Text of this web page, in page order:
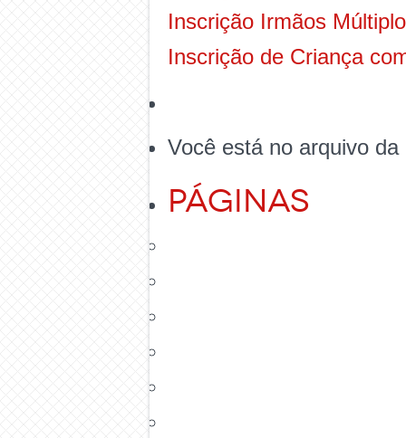
Inscrição Irmãos
Inscrição de Criança
Você está no arquivo
Páginas